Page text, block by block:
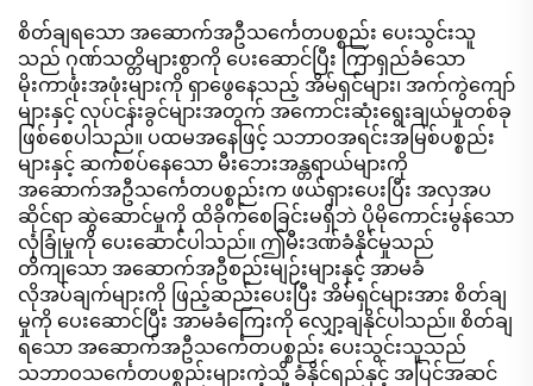
စိတ်ချရသော အဆောက်အဦသင်္ကေတပစ္စည်း ပေးသွင်းသူ
သည် ဂုဏ်သတ္တိများစွာကို ပေးဆောင်ပြီး ကြာရှည်ခံသော
မိုးကာဖုံးအဖုံးများကို ရှာဖွေနေသည့် အိမ်ရှင်များ၊ အက်ကွဲကျော်
များနှင့် လုပ်ငန်းခွင်များအတွက် အကောင်းဆုံးရွေးချယ်မှုတစ်ခု
ဖြစ်စေပါသည်။ ပထမအနေဖြင့် သဘာဝအရင်းအမြစ်ပစ္စည်း
များနှင့် ဆက်စပ်နေသော မီးဘေးအန္တရာယ်များကို
အဆောက်အဦသင်္ကေတပစ္စည်းက ဖယ်ရှားပေးပြီး အလှအပ
ဆိုင်ရာ ဆွဲဆောင်မှုကို ထိခိုက်စေခြင်းမရှိဘဲ ပိုမိုကောင်းမွန်သော
လုံခြုံမှုကို ပေးဆောင်ပါသည်။ ဤမီးဒဏ်ခံနိုင်မှုသည်
တိကျသော အဆောက်အဦစည်းမျဉ်းများနှင့် အာမခံ
လိုအပ်ချက်များကို ဖြည့်ဆည်းပေးပြီး အိမ်ရှင်များအား စိတ်ချ
မှုကို ပေးဆောင်ပြီး အာမခံကြေးကို လျှော့ချနိုင်ပါသည်။ စိတ်ချ
ရသော အဆောက်အဦသင်္ကေတပစ္စည်း ပေးသွင်းသူသည်
သဘာဝသင်္ကေတပစ္စည်းများကဲ့သို့ ခံနိုင်ရည်နှင့် အပြင်အဆင်